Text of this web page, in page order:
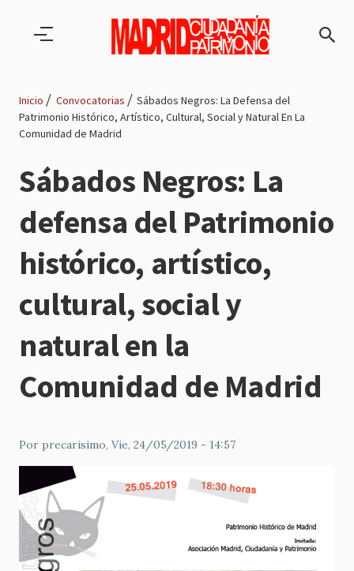
Ruta
de
navegación
Inicio Convocatorias
Sábados Negros: La Defensa del
Patrimonio Histórico, Artístico, Cultural, Social y Natural En La
Comunidad de Madrid
Sábados Negros: La
defensa del Patrimonio
histórico, artístico,
cultural, social y
natural en la
Comunidad de Madrid
Por precarisimo, Vie, 24/05/2019 - 14:57